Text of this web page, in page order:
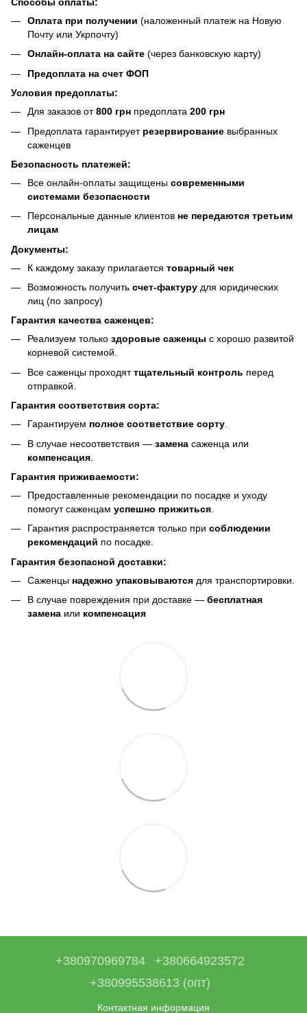
Оплата при получении (наложенный платеж на Новую
Почту или Укрпочту)
Онлайн-оплата на сайте (через банковскую карту)
Предоплата на счет ФОП
Условия предоплаты:
Для заказов от800 грн предоплата 200 грн
Предоплата гарантирует резервирование выбранных
саженцев
Безопасность платежей:
Все онлайн-оплаты защищены современными
системами безопасности
Персональные данные клиентов не передаются третьим
лицам
Документы:
К каждому заказу прилагается товарный чек
Возможность получить счет-фактуру для юридических
лиц (по запросу)
Гарантия качества саженцев:
Реализуем только здоровые саженцы с хорошо развитой
корневой системой.
Все саженцы проходяттщательный контроль перед
отправкой.
Гарантия соответствия сорта:
Гарантируем полное соответствие сорту.
В случае несоответствия — замена саженца или
компенсация
Гарантия приживаемости:
Предоставленные рекомендации по посадке и уходу
помогут саженцам успешно прижиться
Гарантия распространяется только при соблюдении
рекомендаций по посадке.
Гарантия безопасной доставки:
Саженцы надежно упаковываются для транспортировки.
В случае повреждения при доставке — бесплатная
замена или компенсация
+380970969784
+380664923572
+380995538613 (опт)
Контактная информация